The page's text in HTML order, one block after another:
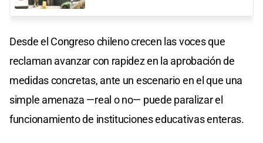
Desde el Congreso chileno crecen las voces que
reclaman avanzar con rapidez en la aprobación de
medidas concretas, ante un escenario en el que una
simple amenaza —real o no— puede paralizar el
funcionamiento de instituciones educativas enteras.